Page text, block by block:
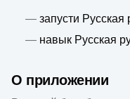
— запусти Русская
— навык Русская
О приложении